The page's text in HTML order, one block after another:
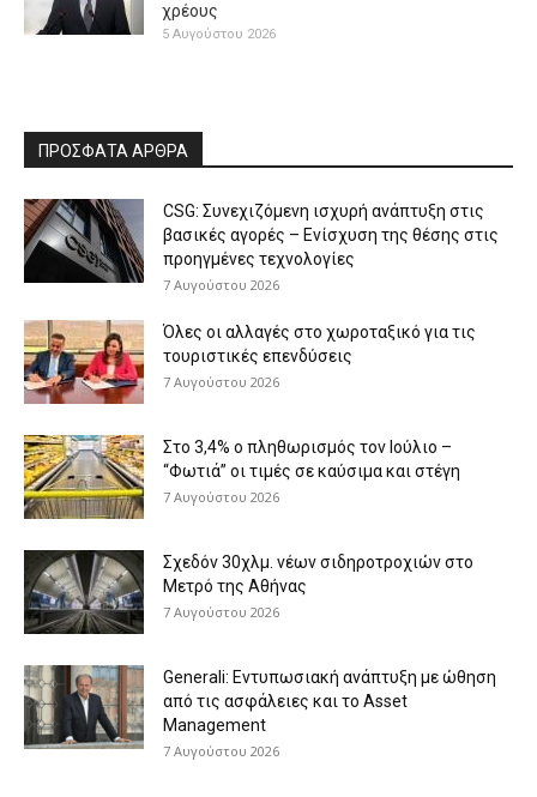
χρέους
5 Αυγούστου 2026
ΠΡΟΣΦΑΤΑ ΑΡΘΡΑ
CSG: Συνεχιζόμενη ισχυρή ανάπτυξη στις
βασικές αγορές – Ενίσχυση της θέσης στις
προηγμένες τεχνολογίες
7 Αυγούστου 2026
Όλες οι αλλαγές στο χωροταξικό για τις
τουριστικές επενδύσεις
7 Αυγούστου 2026
Στο 3,4% ο πληθωρισμός τον Ιούλιο –
“Φωτιά” οι τιμές σε καύσιμα και στέγη
7 Αυγούστου 2026
Σχεδόν 30χλμ. νέων σιδηροτροχιών στο
Μετρό της Αθήνας
7 Αυγούστου 2026
Generali: Eντυπωσιακή ανάπτυξη με ώθηση
από τις ασφάλειες και το Asset
Management
7 Αυγούστου 2026